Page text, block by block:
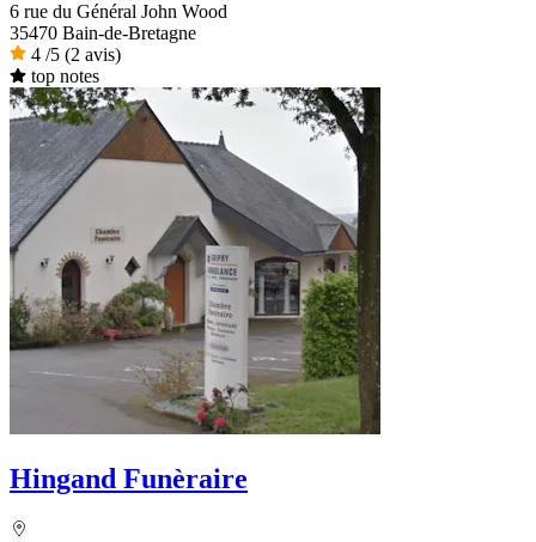
6 rue du Général John Wood
35470 Bain-de-Bretagne
4 /5 (2 avis)
top notes
Hingand Funèraire